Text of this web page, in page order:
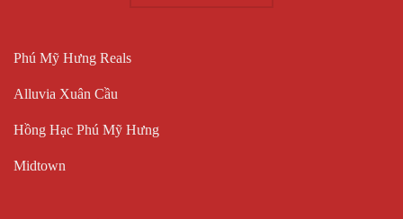
Phú Mỹ Hưng Reals
Alluvia Xuân Cầu
Hồng Hạc Phú Mỹ Hưng
Midtown